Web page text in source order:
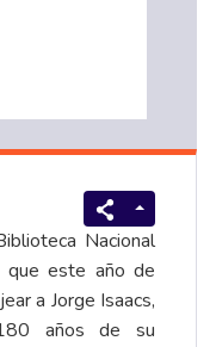
Nacional
que este año de
a Jorge Isaacs,
años de su